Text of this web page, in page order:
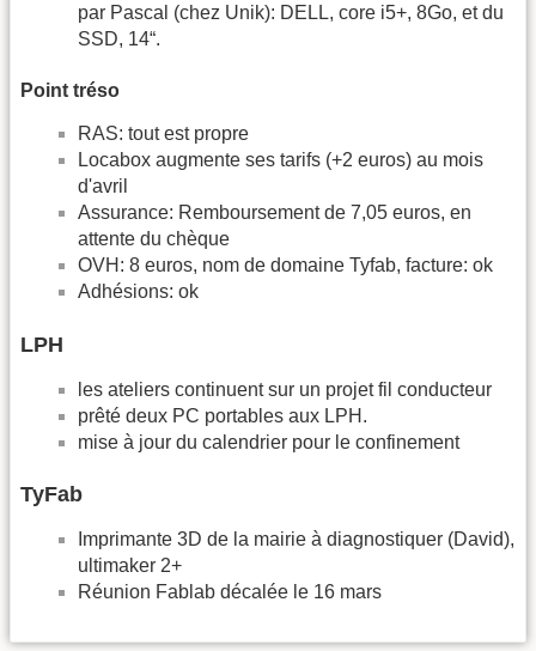
par Pascal (chez Unik): DELL, core i5+, 8Go, et du
SSD, 14“.
Point tréso
RAS: tout est propre
Locabox augmente ses tarifs (+2 euros) au mois
d'avril
Assurance: Remboursement de 7,05 euros, en
attente du chèque
OVH: 8 euros, nom de domaine Tyfab, facture: ok
Adhésions: ok
LPH
les ateliers continuent sur un projet fil conducteur
prêté deux PC portables aux LPH.
mise à jour du calendrier pour le confinement
TyFab
Imprimante 3D de la mairie à diagnostiquer (David),
ultimaker 2+
Réunion Fablab décalée le 16 mars